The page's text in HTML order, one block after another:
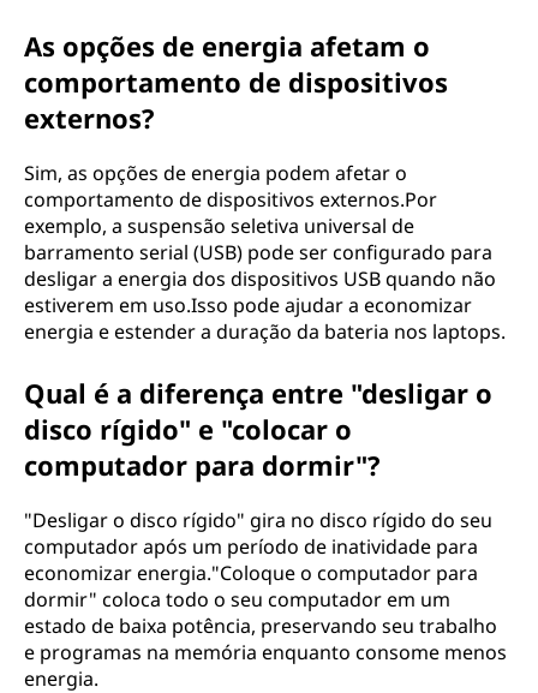
As opções de energia afetam o
comportamento de dispositivos
externos?
Sim, as opções de energia podem afetar o
comportamento de dispositivos externos.Por
exemplo, a suspensão seletiva universal de
barramento serial (USB) pode ser configurado para
desligar a energia dos dispositivos USB quando não
estiverem em uso.Isso pode ajudar a economizar
energia e estender a duração da bateria nos laptops.
Qual é a diferença entre "desligar o
disco rígido" e "colocar o
computador para dormir"?
"Desligar o disco rígido" gira no disco rígido do seu
computador após um período de inatividade para
economizar energia."Coloque o computador para
dormir" coloca todo o seu computador em um
estado de baixa potência, preservando seu trabalho
e programas na memória enquanto consome menos
energia.